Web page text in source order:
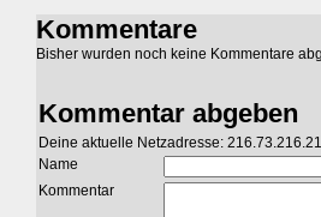
Kommentare
Bisher wurden noch keine Kommentare
Kommentar abgeben
Deine aktuelle Netzadresse:
Name
Kommentar